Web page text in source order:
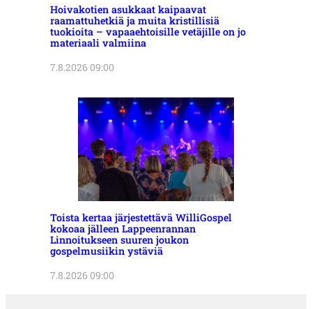
Hoivakotien asukkaat kaipaavat
raamattuhetkiä ja muita kristillisiä
tuokioita – vapaaehtoisille vetäjille on jo
materiaali valmiina
7.8.2026 09:00
Toista kertaa järjestettävä WilliGospel
kokoaa jälleen Lappeenrannan
Linnoitukseen suuren joukon
gospelmusiikin ystäviä
7.8.2026 09:00